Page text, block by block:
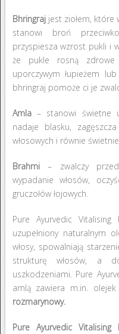
Bhringrajjest ziołem, które
stanowi broń
przyspiesza wzrost pukli i
że pukle rosną
uporczywym łupieżem
bhringraj pomoże ci je
Amla– stanowi świetne
nadaje blasku,
włosowych i równie
Brahmi– zwalczy
wypadanie włosów,
gruczołów łojowych.
Pure Ayurvedic
uzupełniony naturalnym
włosy, spowalniają
strukturę włosów, a
uszkodzeniami. Pure
amlą zawiera m.in. olejek
rozmarynowy.
Pure Ayurvedic